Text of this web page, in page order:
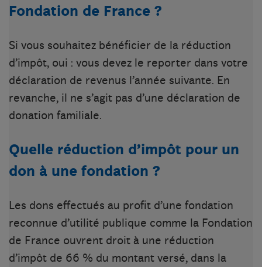
Fondation de France ?
Si vous souhaitez bénéficier de la réduction
d’impôt, oui : vous devez le reporter dans votre
déclaration de revenus l’année suivante. En
revanche, il ne s’agit pas d’une déclaration de
donation familiale.
Quelle réduction d’impôt pour un
don à une fondation ?
Les dons effectués au profit d’une fondation
reconnue d’utilité publique comme la Fondation
de France ouvrent droit à une réduction
d’impôt de 66 % du montant versé, dans la